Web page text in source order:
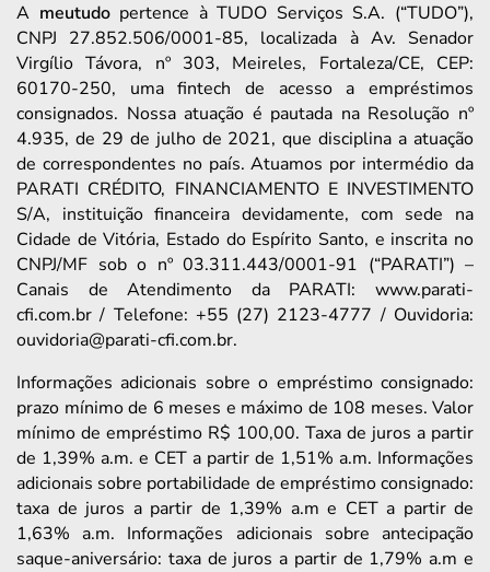
A meutudopertence à TUDO Serviços S.A. (“TUDO”),
CNPJ 27.852.506/0001-85, localizada à Av. Senador
Virgílio Távora, nº 303, Meireles, Fortaleza/CE, CEP:
60170-250, uma fintech de acesso a empréstimos
consignados. Nossa atuação é pautada na Resolução nº
4.935, de 29 de julho de 2021, que disciplina a atuação
de correspondentes no país. Atuamos por intermédio da
PARATI CRÉDITO, FINANCIAMENTO E INVESTIMENTO
S/A, instituição financeira devidamente, com sede na
Cidade de Vitória, Estado do Espírito Santo, e inscrita no
CNPJ/MF sob o nº 03.311.443/0001-91 (“PARATI”) –
Canais de Atendimento da PARATI: www.parati-
cfi.com.br / Telefone: +55 (27) 2123-4777 / Ouvidoria:
ouvidoria@parati-cfi.com.br.
Informações adicionais sobre o empréstimo consignado:
prazo mínimo de 6 meses e máximo de 108 meses. Valor
mínimo de empréstimo R$ 100,00. Taxa de juros a partir
de 1,39% a.m. e CET a partir de 1,51% a.m. Informações
adicionais sobre portabilidade de empréstimo consignado:
taxa de juros a partir de 1,39% a.m e CET a partir de
1,63% a.m. Informações adicionais sobre antecipação
saque-aniversário: taxa de juros a partir de 1,79% a.m e